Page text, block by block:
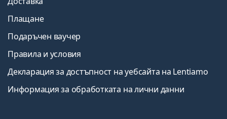
Плащане
Подаръчен ваучер
Правила и условия
Декларация за достъпност на уебсайта на Lentiamo
Информация за обработката на лични данни